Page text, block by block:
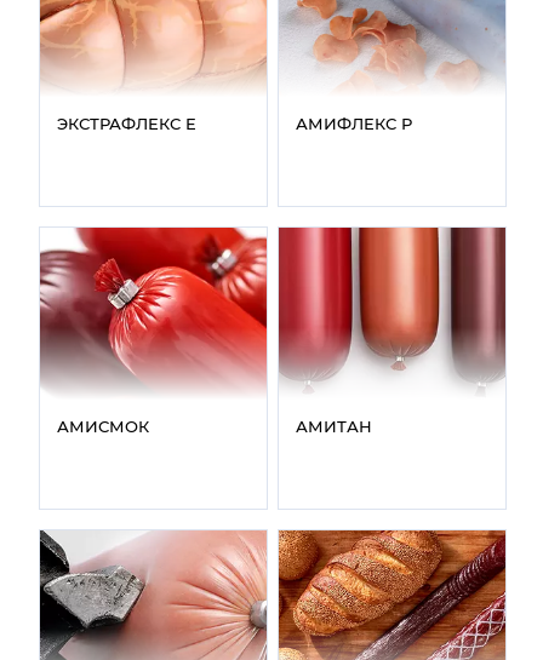
ЭКСТРАФЛЕКС Е АМИФЛЕКС Р
АМИСМОК АМИТАН